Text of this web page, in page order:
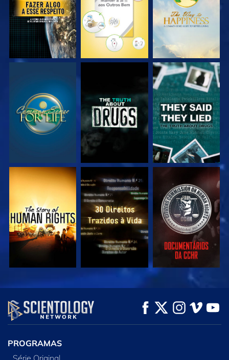
VEJA VEJA VEJA
VEJA VEJA VEJA
VEJA EXPLORE A SÉRIE
PROGRAMAS